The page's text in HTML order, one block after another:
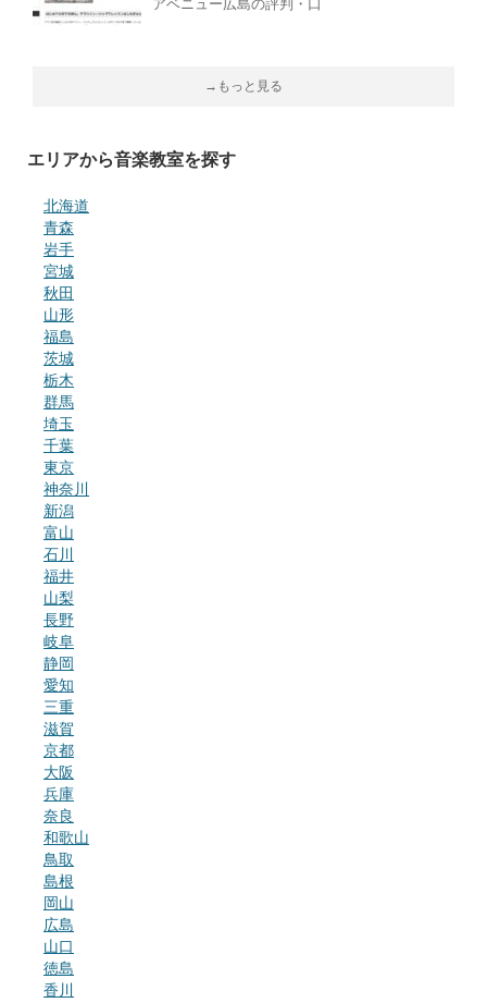
アベニュー広島の評判・口
→もっと見る
エリアから音楽教室を探す
北海道
青森
岩手
宮城
秋田
山形
福島
茨城
栃木
群馬
埼玉
千葉
東京
神奈川
新潟
富山
石川
福井
山梨
長野
岐阜
静岡
愛知
三重
滋賀
京都
大阪
兵庫
奈良
和歌山
鳥取
島根
岡山
広島
山口
徳島
香川